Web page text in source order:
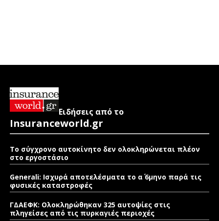
Ειδήσεις από το
Insuranceworld.gr
Το σύγχρονο αυτοκίνητο δεν ολοκληρώνεται πλέον
στο εργοστάσιο
Generali: Ισχυρά αποτελέσματα το α΄ 6μηνο παρά τις
φυσικές καταστροφές
ΓΔΑΕΦΚ: Ολοκληρώθηκαν 325 αυτοψίες στις
πληγείσες από τις πυρκαγιές περιοχές